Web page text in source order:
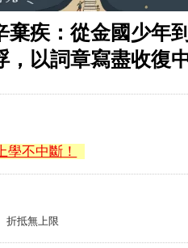
棄疾：從金國少年
，以詞章寫盡收復
學不中斷！
折抵無上限